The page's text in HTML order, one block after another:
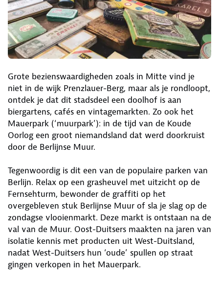
Grote bezienswaardigheden zoals in Mitte vind je
niet in de wijk Prenzlauer-Berg, maar als je rondloopt,
ontdek je dat dit stadsdeel een doolhof is aan
biergartens, cafés en vintagemarkten. Zo ook het
Mauerpark (‘muurpark’): in de tijd van de Koude
Oorlog een groot niemandsland dat werd doorkruist
door de Berlijnse Muur.
Tegenwoordig is dit een van de populaire parken van
Berlijn. Relax op een grasheuvel met uitzicht op de
Fernsehturm, bewonder de graffiti op het
overgebleven stuk Berlijnse Muur of sla je slag op de
zondagse vlooienmarkt. Deze markt is ontstaan na de
val van de Muur. Oost-Duitsers maakten na jaren van
isolatie kennis met producten uit West-Duitsland,
nadat West-Duitsers hun ‘oude’ spullen op straat
gingen verkopen in het Mauerpark.